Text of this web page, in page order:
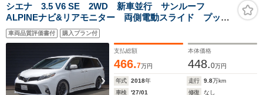
シエナ 3.5 V6 SE 2WD 新車並行 サンルーフ
ALPINEナビ&リアモニター 両側電動スライド プッシ
ュスタートスイッチ&スマートキー ブラインドスポット
モニター
車両品質評価書付 購入プラン付
支払総額
466.7万円
本体価格
448.0万円
年式 2018年 走行 9.8万km
車検
'27/01 修復
なし